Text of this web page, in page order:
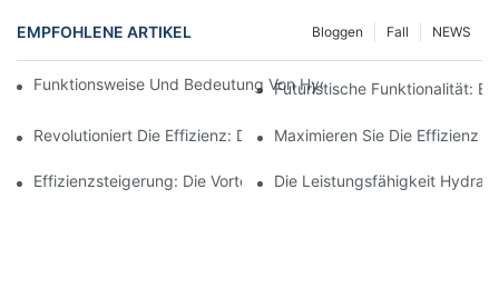
EMPFOHLENE ARTIKEL NEWS
Fall
Bloggen
Funktionsweise Und Bedeutung Von Hydraulikzylindern Mit
Futuristische Funktionalität:
Revolutioniert Die Effizienz: Der Elektrische Teleskopzylinder
Maximieren Sie Die Effizienz
Effizienzsteigerung: Die Vorteile Eines 4-Stufigen Teleskop-
Die Leistungsfähigkeit